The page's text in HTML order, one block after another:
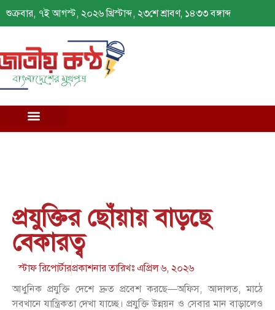
শুক্রবার, ৭ই আগস্ট, ২০২৬ খ্রিস্টাব্দ, ২৩শে শ্রাবণ, ১৪৩৩ বঙ্গাব্দ
প্রযুক্তির ছোঁয়ায় বাড়ছে
বেকারত্ব
স্টাফ রিপোর্টারপ্রকাশনার তারিখঃএপ্রিল ৬, ২০২৬
আধুনিক প্রযুক্তি দেশে দ্রুত প্রবেশ করছে—অফিস, আদালত, মাঠে
সবখানে যান্ত্রিকতা দেখা যাচ্ছে। প্রযুক্তি উন্নয়ন ও সেবার মান বাড়ালেও